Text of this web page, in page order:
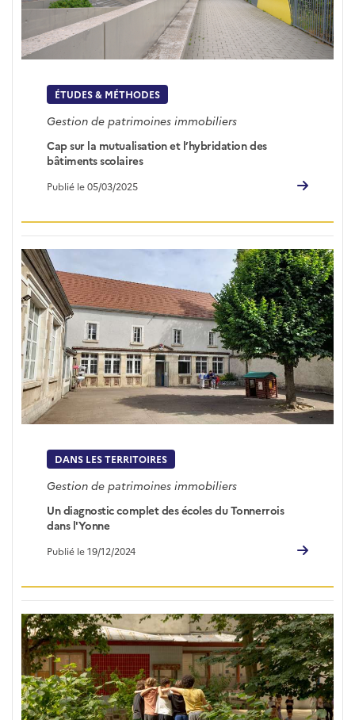
ÉTUDES & MÉTHODES
Gestion de patrimoines immobiliers
Cap sur la mutualisation et l’hybridation des
bâtiments scolaires
Publié le 05/03/2025
DANS LES TERRITOIRES
Gestion de patrimoines immobiliers
Un diagnostic complet des écoles du Tonnerrois
dans l'Yonne
Publié le 19/12/2024